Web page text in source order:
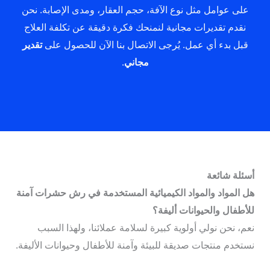
على عوامل مثل نوع الآفة، حجم العقار، ومدى الإصابة. نحن
نقدم تقديرات مجانية لنمنحك فكرة دقيقة عن تكلفة العلاج
قبل بدء أي عمل. يُرجى الاتصال بنا الآن للحصول علىتقدير
مجاني.
أسئلة شائعة
هل المواد والمواد الكيميائية المستخدمة في رش حشرات آمنة
للأطفال والحيوانات أليفة؟
نعم، نحن نولي أولوية كبيرة لسلامة عملائنا، ولهذا السبب
نستخدم منتجات صديقة للبيئة وآمنة للأطفال وحيوانات الأليفة.